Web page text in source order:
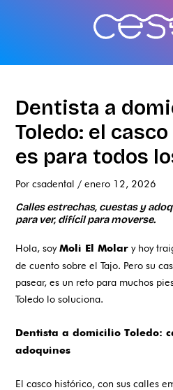
Dentista a
Toledo: el
es para todos
Porcsadental /enero 12, 2026
Calles estrechas, cuestas y
para ver, difícil para moverse.
Hola, soyMoli El Molar y hoy
de cuento sobre el Tajo. Pero su
pasear, es un reto para muchos
Toledo lo soluciona.
Dentista a domicilio Toledo:
adoquines
El casco histórico, con sus calles